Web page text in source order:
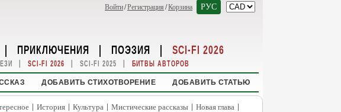
Войти/Регистрация /Корзина РУС
| ПРИКЛЮЧЕНИЯ | ПОЭЗИЯ | SCI-FI 2026
| SCI-FI 2026 | SCI-FI 2025 | БИТВЫ АВТОРОВ
ДОБАВИТЬ СТИХОТВОРЕНИЕ ДОБАВИТЬ СТАТЬЮ
| История | Культура | Мистические рассказы | Новая глава |